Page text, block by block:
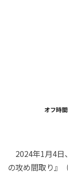
オフ時
2024年1月4日
の攻め間取り』